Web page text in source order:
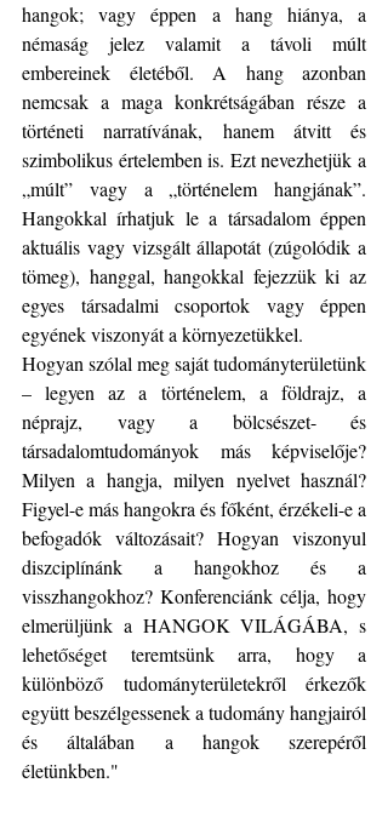
hangok; vagy éppen a hang hiánya, a
némaság jelez valamit a távoli múlt
embereinek életéből. A hang azonban
nemcsak a maga konkrétságában része a
történeti narratívának, hanem átvitt és
szimbolikus értelemben is. Ezt nevezhetjük a
„múlt” vagy a „történelem hangjának”.
Hangokkal írhatjuk le a társadalom éppen
aktuális vagy vizsgált állapotát (zúgolódik a
tömeg), hanggal, hangokkal fejezzük ki az
egyes társadalmi csoportok vagy éppen
egyének viszonyát a környezetükkel.
Hogyan szólal meg saját tudományterületünk
– legyen az a történelem, a földrajz, a
néprajz, vagy a bölcsészet- és
társadalomtudományok más képviselője?
Milyen a hangja, milyen nyelvet használ?
Figyel-e más hangokra és főként, érzékeli-e a
befogadók változásait? Hogyan viszonyul
diszciplínánk a hangokhoz és a
visszhangokhoz? Konferenciánk célja, hogy
elmerüljünk a HANGOK VILÁGÁBA, s
lehetőséget teremtsünk arra, hogy a
különböző tudományterületekről érkezők
együtt beszélgessenek a tudomány hangjairól
és általában a hangok szerepéről
életünkben."